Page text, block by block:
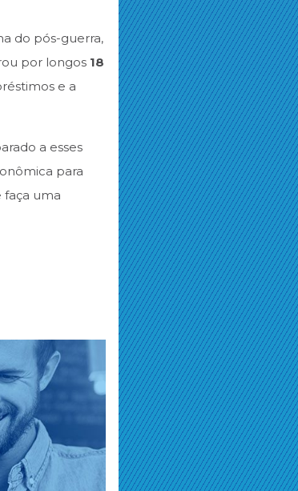
do pós-guerra,
por longos 18
e a
a esses
para
faça uma